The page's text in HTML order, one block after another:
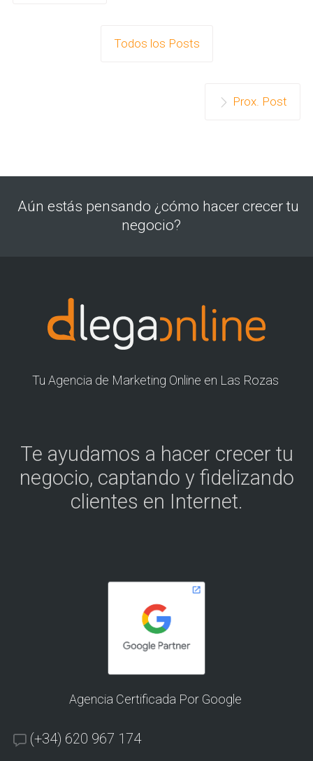
Todos los Posts
Prox. Post
Aún estás pensando ¿cómo hacer crecer tu
negocio?
Tu Agencia de Marketing Online en Las Rozas
Te ayudamos a hacer crecer tu
negocio, captando y fidelizando
clientes en Internet.
Agencia Certificada Por Google
(+34) 620 967 174